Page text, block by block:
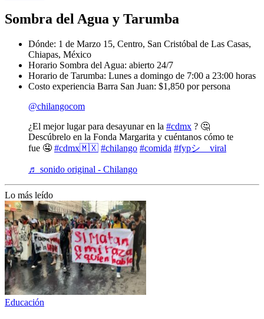
Sombra del Agua y Tarumba
Dónde: 1 de Marzo 15, Centro, San Cristóbal de Las Casas,
Chiapas, México
Horario Sombra del Agua: abierto 24/7
Horario de Tarumba: Lunes a domingo de 7:00 a 23:00 horas
Costo experiencia Barra San Juan: $1,850 por persona
@chilangocom
¿El mejor lugar para desayunar en la #cdmx ? 🤔
Descúbrelo en la Fonda Margarita y cuéntanos cómo te
fue 🤤 #cdmx🇲🇽 #chilango #comida #fypシ゚viral
♬ sonido original - Chilango
Lo más leído
Educación